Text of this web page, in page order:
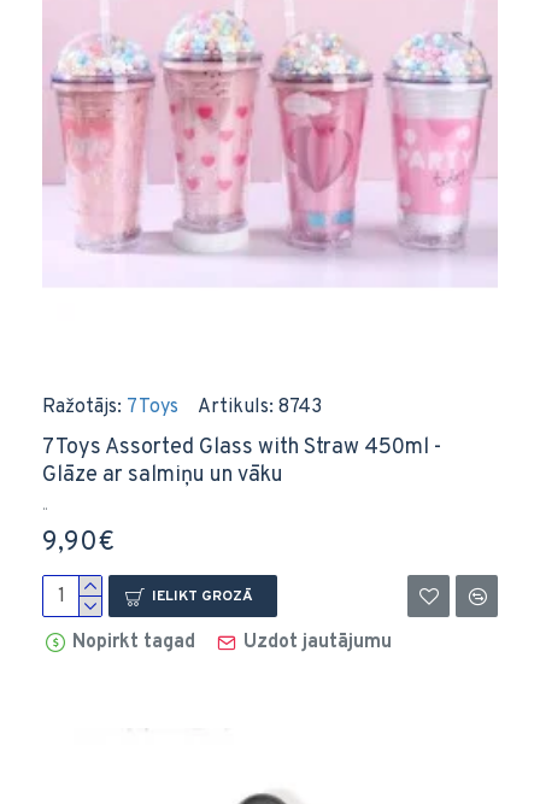
Ražotājs: 7Toys Artikuls: 8743
7Toys Assorted Glass with Straw 450ml -
Glāze ar salmiņu un vāku
..
9,90€
IELIKT GROZĀ
Nopirkt tagad Uzdot jautājumu